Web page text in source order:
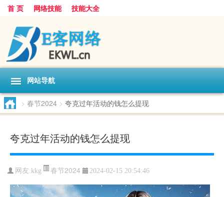
首 页 网络技能 技能大全
网站导航
> 春节2024 > 夸克过年活动的钱怎么提现
夸克过年活动的钱怎么提现
网友: kkg 春节2024 2024-02-15 20:54:46